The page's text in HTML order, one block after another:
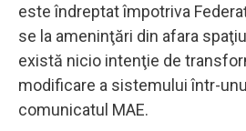
este îndreptat împotriva
se la ameninţări din afara
există nicio intenţie de
modificare a sistemului într-
comunicatul MAE.